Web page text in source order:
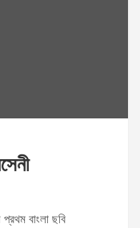
বাংলা ছবি